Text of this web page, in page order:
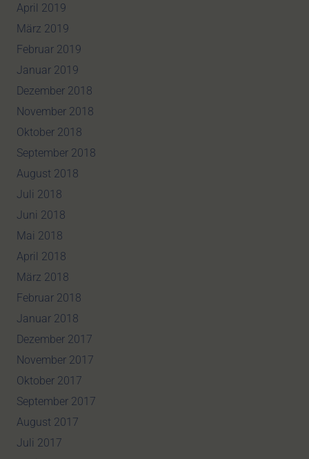
April 2019
März 2019
Februar 2019
Januar 2019
Dezember 2018
November 2018
Oktober 2018
September 2018
August 2018
Juli 2018
Juni 2018
Mai 2018
April 2018
März 2018
Februar 2018
Januar 2018
Dezember 2017
November 2017
Oktober 2017
September 2017
August 2017
Juli 2017